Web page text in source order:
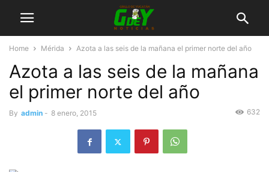
Home Mérida Azota a las seis de la mañana el primer norte del año
Azota a las seis de la mañana
el primer norte del año
By admin - 8 enero, 2015 632